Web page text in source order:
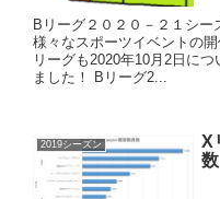
Bリーグ２０２０－２１シー
様々なスポーツイベントの
リーグも2020年10月2日に
ました！ Bリーグ2...
2019シーズン
X
数